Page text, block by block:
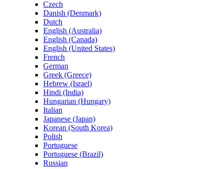
Czech
Danish (Denmark)
Dutch
English (Australia)
English (Canada)
English (United States)
French
German
Greek (Greece)
Hebrew (Israel)
Hindi (India)
Hungarian (Hungary)
Italian
Japanese (Japan)
Korean (South Korea)
Polish
Portuguese
Portuguese (Brazil)
Russian